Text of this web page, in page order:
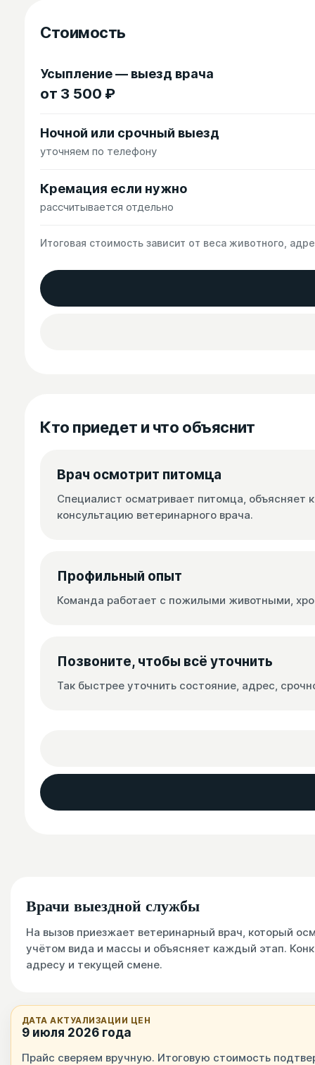
Стоимость
Усыпление — выезд врача
от 3 500 ₽
Ночной или срочный выезд
уточняем по телефону
Кремация если нужно
рассчитывается отдельно
Итоговая стоимость зависит от веса животного,
Кто приедет и что объяснит
Врач осмотрит питомца
Специалист осматривает питомца, объясняет
консультацию ветеринарного врача.
Профильный опыт
Команда работает с пожилыми животными,
Позвоните, чтобы всё уточнить
Так быстрее уточнить состояние, адрес,
Врачи выездной службы
На вызов приезжает ветеринарный врач, который
учётом вида и массы и объясняет каждый этап.
адресу и текущей смене.
ДАТА АКТУАЛИЗАЦИИ ЦЕН
9 июля 2026 года
Прайс сверяем вручную. Итоговую стоимость